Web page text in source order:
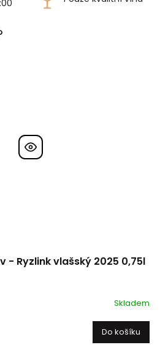
- Ryzlink vlašský 2025 0,75l
Skladem
Do košíku